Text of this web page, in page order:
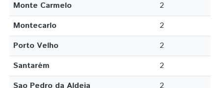
Monte Carmelo
2
Montecarlo
2
Porto Velho
2
Santarém
2